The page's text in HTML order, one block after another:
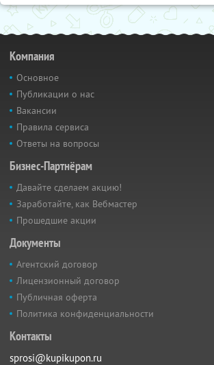
Компания
Основное
Публикации о нас
Вакансии
Правила сервиса
Ответы на вопросы
Бизнес-Партнёрам
Давайте сделаем акцию!
Заработайте, как Вебмастер
Прошедшие акции
Документы
Агентский договор
Лицензионный договор
Публичная оферта
Политика конфиденциальности
Контакты
sprosi@kupikupon.ru